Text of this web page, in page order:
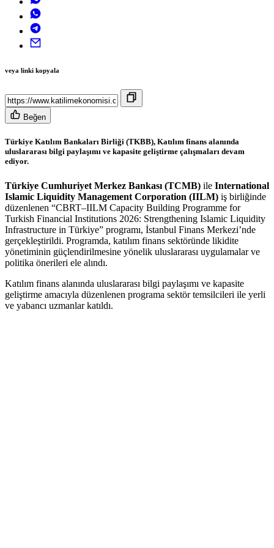
veya linki kopyala
Beğen
Türkiye Katılım Bankaları Birliği (TKBB), Katılım finans alanında
uluslararası bilgi paylaşımı ve kapasite geliştirme çalışmaları devam
ediyor.
Türkiye Cumhuriyet Merkez Bankası (TCMB) ile International
Islamic Liquidity Management Corporation (IILM) iş birliğinde
düzenlenen “CBRT–IILM Capacity Building Programme for
Turkish Financial Institutions 2026: Strengthening Islamic Liquidity
Infrastructure in Türkiye” programı, İstanbul Finans Merkezi’nde
gerçekleştirildi. Programda, katılım finans sektöründe likidite
yönetiminin güçlendirilmesine yönelik uluslararası uygulamalar ve
politika önerileri ele alındı.
Katılım finans alanında uluslararası bilgi paylaşımı ve kapasite
geliştirme amacıyla düzenlenen programa sektör temsilcileri ile yerli
ve yabancı uzmanlar katıldı.